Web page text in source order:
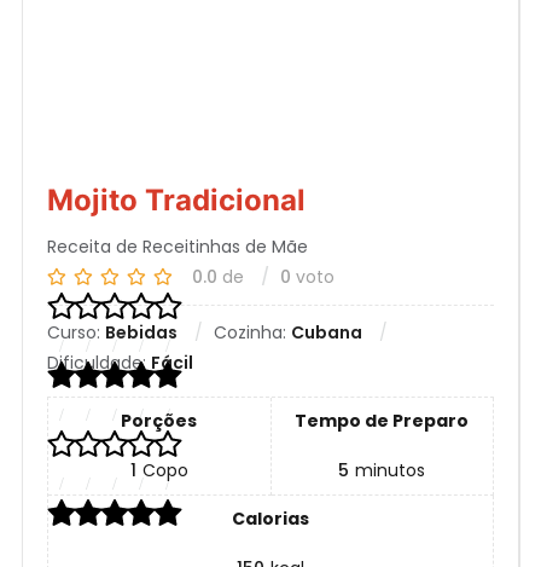
Mojito Tradicional
Receita de Receitinhas de Mãe
0.0 de 0 voto
Curso: Bebidas Cozinha: Cubana
Dificuldade:Fácil
Porções
1 Copo
Tempo de Preparo
5 minutos
Calorias